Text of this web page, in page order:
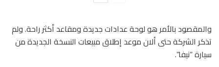
والمقصود بالأمر هو لوحة عدادات جديدة ومقاعد أكثر راحة. ولم
تذكر الشركة حتى ألان موعد إطلاق مبيعات النسخة الجديدة من
سيارة “نيفا”.